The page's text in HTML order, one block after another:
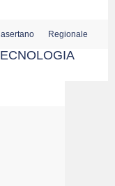
Regionale